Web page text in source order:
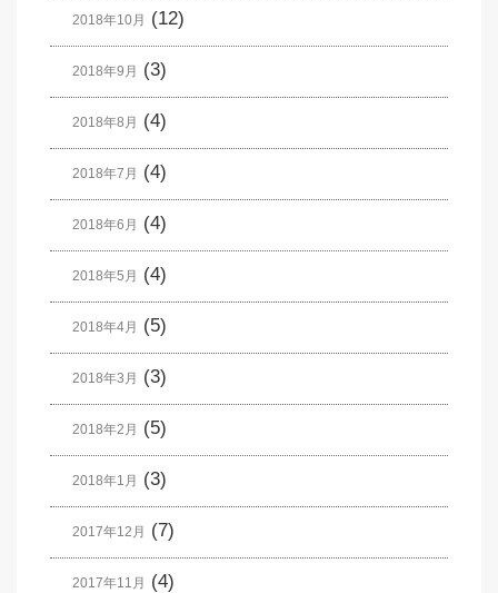
2018年10月 (12)
2018年9月 (3)
2018年8月 (4)
2018年7月 (4)
2018年6月 (4)
2018年5月 (4)
2018年4月 (5)
2018年3月 (3)
2018年2月 (5)
2018年1月 (3)
2017年12月 (7)
2017年11月 (4)